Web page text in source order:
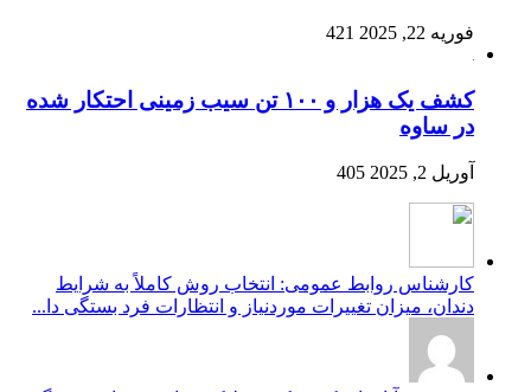
فوریه 22, 2025 421
کشف یک هزار و ۱۰۰ تن سیب زمینی احتکار شده
در ساوه
آوریل 2, 2025 405
کارشناس روابط عمومی: انتخاب روش کاملاً به شرایط
دندان، میزان تغییرات موردنیاز و انتظارات فرد بستگی دا...